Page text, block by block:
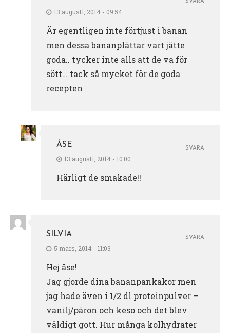
13 augusti, 2014 - 09:54
Är egentligen inte förtjust i banan
men dessa bananplättar vart jätte
goda.. tycker inte alls att de va för
sött… tack så mycket för de goda
recepten
SVARA
ÅSE
13 augusti, 2014 - 10:00
Härligt de smakade!!
SVARA
SILVIA
5 mars, 2014 - 11:03
Hej åse!
Jag gjorde dina bananpankakor men
jag hade även i 1/2 dl proteinpulver –
vanilj/päron och keso och det blev
väldigt gott. Hur många kolhydrater
SVARA